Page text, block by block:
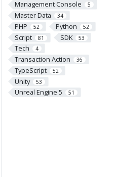
Management Console 5
Master Data 34
PHP 52 Python 52
Script 81 SDK 53
Tech 4
Transaction Action 36
TypeScript 52
Unity 53
Unreal Engine 5 51